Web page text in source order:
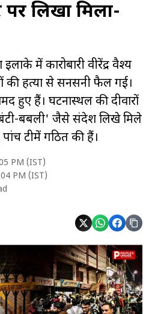
पर लिखा मिला-
में कारोबारी वीरेंद्र वैश्य
की हत्या से सनसनी फैल गई।
हुए हैं। घटनास्थल की दीवारों
बबली' जैसे संदेश लिखे मिले
टीमें गठित की हैं।
PM (IST)
PM (IST)